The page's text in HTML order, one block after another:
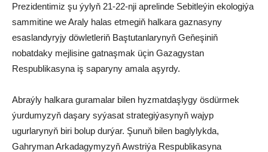
Prezidentimiz şu ýylyň 21-22-nji aprelinde Sebitleýin ekologiýa
sammitine we Araly halas etmegiň halkara gaznasyny
esaslandyryjy döwletleriň Baştutanlarynyň Geňeşiniň
nobatdaky mejlisine gatnaşmak üçin Gazagystan
Respublikasyna iş saparyny amala aşyrdy.
Abraýly halkara guramalar bilen hyzmatdaşlygy ösdürmek
ýurdumyzyň daşary syýasat strategiýasynyň wajyp
ugurlarynyň biri bolup durýar. Şunuň bilen baglylykda,
Gahryman Arkadagymyzyň Awstriýa Respublikasyna